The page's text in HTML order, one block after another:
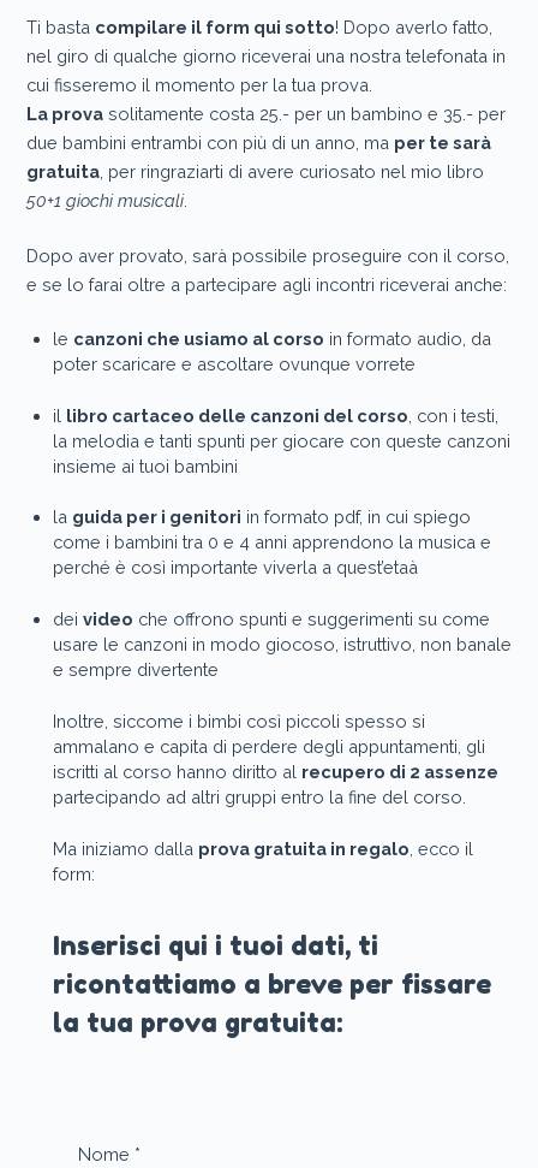
Ti basta compilare il form qui sotto! Dopo averlo fatto,
nel giro di qualche giorno riceverai una nostra telefonata in
cui fisseremo il momento per la tua prova.
La provasolitamente costa 25.- per un bambino e 35.- per
due bambini entrambi con più di un anno, ma per te sarà
gratuita, per ringraziarti di avere curiosato nel mio libro
50+1 giochi musicali.
Dopo aver provato, sarà possibile proseguire con il corso,
e se lo farai oltre a partecipare agli incontri riceverai anche:
le canzoni che usiamo al corso in formato audio, da
poter scaricare e ascoltare ovunque vorrete
il libro cartaceo delle canzoni del corso , con i testi,
la melodia e tanti spunti per giocare con queste canzoni
insieme ai tuoi bambini
la guida per i genitori in formato pdf, in cui spiego
come i bambini tra 0 e 4 anni apprendono la musica e
perché è così importante viverla a quest’etaà
dei video che offrono spunti e suggerimenti su come
usare le canzoni in modo giocoso, istruttivo, non banale
e sempre divertente
Inoltre, siccome i bimbi così piccoli spesso si
ammalano e capita di perdere degli appuntamenti, gli
iscritti al corso hanno diritto al recupero di 2 assenze
partecipando ad altri gruppi entro la fine del corso.
Ma iniziamo dalla prova gratuita in regalo , ecco il
form:
Inserisci qui i tuoi dati, ti
ricontattiamo a breve per fissare
la tua prova gratuita:
Nome *